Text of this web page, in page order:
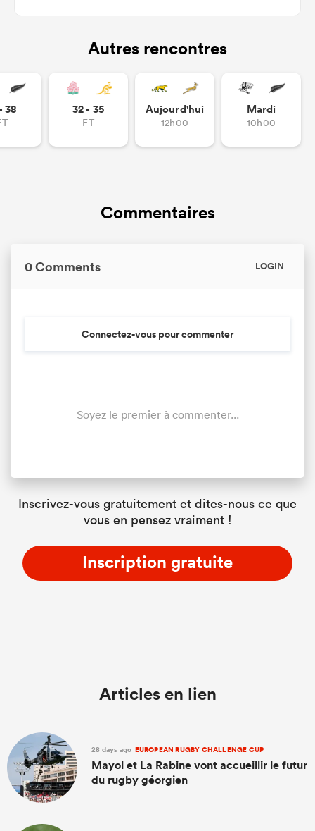
Autres rencontres
38 32 - 35
FT
Aujourd'hui
12h00
Mardi
10h00
Commentaires
0 Comments LOGIN
Connectez-vous pour commenter
Soyez le premier à commenter...
Inscrivez-vous gratuitement et dites-nous ce que
vous en pensez vraiment !
Inscription gratuite
Articles en lien
28 days ago EUROPEAN RUGBY CHALLENGE CUP
Mayol et La Rabine vont accueillir le futur
du rugby géorgien